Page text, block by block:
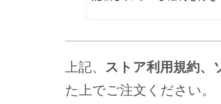
上記、 ストア利用規約、
た上でご注文ください。